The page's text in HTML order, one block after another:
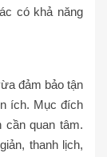
có khả năng
đảm bảo tận
ích. Mục đích
cần quan tâm.
thanh lịch,